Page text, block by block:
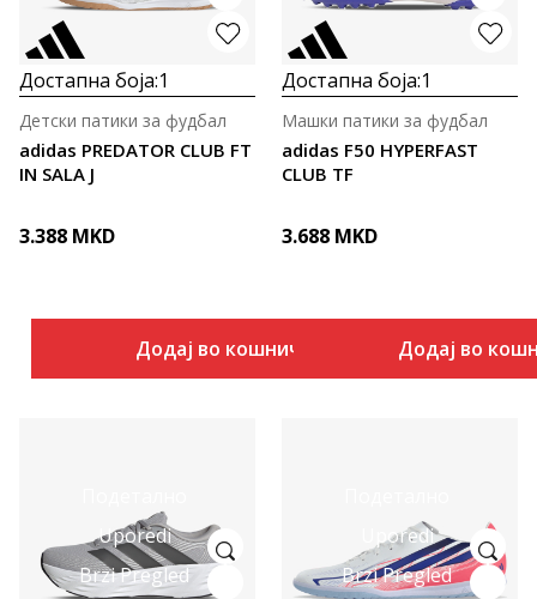
Достапна боја:1
adidas PREDATOR CLUB FT
IN SALA J
Детски патики за фудбал
3.388 MKD
Додај во кошничка
Достапна боја:1
adidas F50 HYPERFAST
CLUB TF
Машки патики за фудбал
3.688 MKD
Додај во
Uporedi
Brzi Pregled
Uporedi
Brzi Pregled